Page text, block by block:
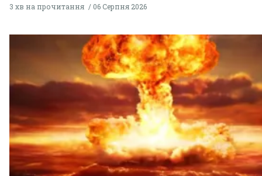
3 хв на прочитання 06 Серпня 2026